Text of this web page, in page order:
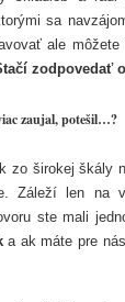
sa
ale
zodpovedať
zaujal, potešil…?
zo širokej škály
Záleží len
ste mali
a ak máte pre